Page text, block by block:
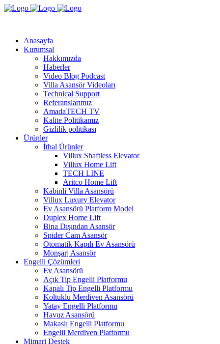
Anasayfa
Kurumsal
Hakkımızda
Haberler
Video Blog Podcast
Villa Asansör Videoları
Technical Support
Referanslarımız
AmadaTECH TV
Kalite Politikamız
Gizlilik politikası
Ürünler
İthal Ürünler
Villux Shaftless Elevator
Villux Home Lift
TECH LINE
Aritco Home Lift
Kabinli Villa Asansörü
Villux Luxury Elevator
Ev Asansörü Platform Model
Duplex Home Lift
Bina Dışından Asansör
Spider Cam Asansör
Otomatik Kapılı Ev Asansörü
Monşarj Asansör
Engelli Çözümleri
Ev Asansörü
Açık Tip Engelli Platformu
Kapalı Tip Engelli Platformu
Koltuklu Merdiven Asansörü
Yatay Engelli Platformu
Havuz Asansörü
Makaslı Engelli Platformu
Engelli Merdiven Platformu
Mimari Destek